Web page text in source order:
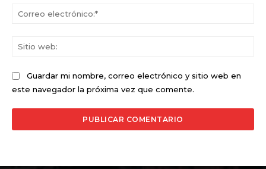
Guardar mi nombre, correo electrónico y sitio web en
este navegador la próxima vez que comente.